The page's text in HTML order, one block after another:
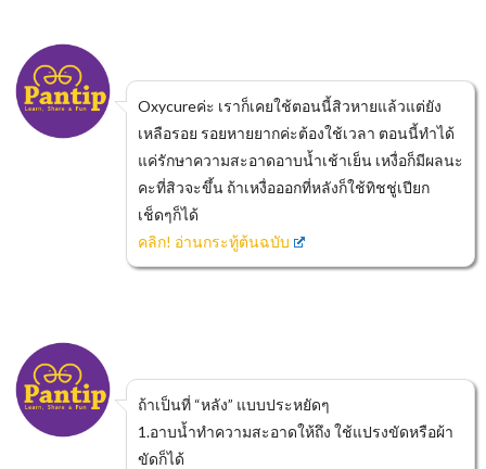
Oxycureค่ะ เราก็เคยใช้ตอนนี้สิวหายแล้วแต่ยัง
เหลือรอย รอยหายยากค่ะต้องใช้เวลา ตอนนี้ทำได้
แค่รักษาความสะอาดอาบน้ำเช้าเย็น เหงื่อก็มีผลนะ
คะที่สิวจะขึ้น ถ้าเหงื่อออกที่หลังก็ใช้ทิชชู่เปียก
เช็ดๆก็ได้
คลิก! อ่านกระทู้ต้นฉบับ
ถ้าเป็นที่ “หลัง” แบบประหยัดๆ
1.อาบน้ำทำความสะอาดให้ถึง ใช้แปรงขัดหรือผ้า
ขัดก็ได้